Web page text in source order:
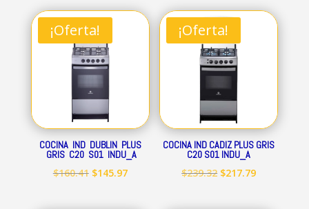
¡Oferta!
COCINA IND DUBLIN PLUS
GRIS C20 S01 INDU_A
$160.41 El
$145.97El
¡Oferta!
COCINA IND CADIZ PLUS GRIS
C20 S01 INDU_A
$239.32 El
$217.79El